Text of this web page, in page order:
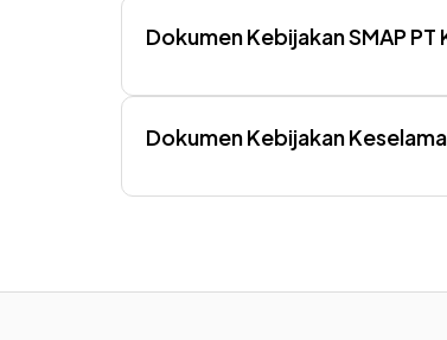
Dokumen Kebijakan SMAP
Dokumen Kebijakan